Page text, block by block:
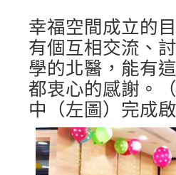
幸福空間成立的
有個互相交流、
學的北醫，能有
都衷心的感謝。
中（左圖）完成